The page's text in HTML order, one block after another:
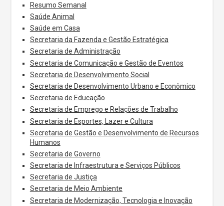
Resumo Semanal
Saúde Animal
Saúde em Casa
Secretaria da Fazenda e Gestão Estratégica
Secretaria de Administração
Secretaria de Comunicação e Gestão de Eventos
Secretaria de Desenvolvimento Social
Secretaria de Desenvolvimento Urbano e Econômico
Secretaria de Educação
Secretaria de Emprego e Relações de Trabalho
Secretaria de Esportes, Lazer e Cultura
Secretaria de Gestão e Desenvolvimento de Recursos
Humanos
Secretaria de Governo
Secretaria de Infraestrutura e Serviços Públicos
Secretaria de Justiça
Secretaria de Meio Ambiente
Secretaria de Modernização, Tecnologia e Inovação